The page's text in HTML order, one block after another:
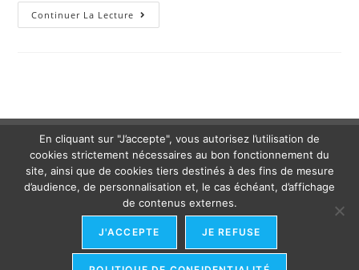
Continuer La Lecture
En cliquant sur "J’accepte", vous autorisez l’utilisation de
cookies strictement nécessaires au bon fonctionnement du
site, ainsi que de cookies tiers destinés à des fins de mesure
d’audience, de personnalisation et, le cas échéant, d’affichage
de contenus externes.
J'ACCEPTE JE REFUSE